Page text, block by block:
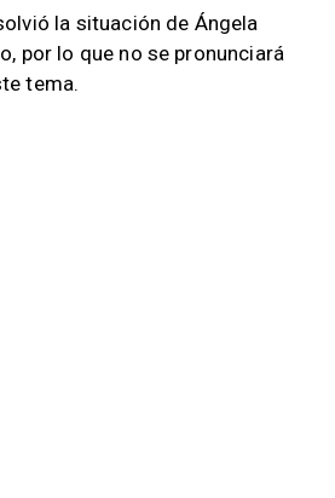
la situación de Ángela
por lo que no se pronunciará
tema.